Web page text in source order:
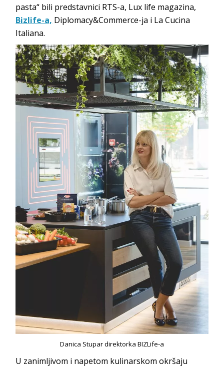
pasta“ bili predstavnici RTS-a, Lux life magazina,
Bizlife-a, Diplomacy&Commerce-ja i La Cucina
Italiana.
Danica Stupar direktorka BIZLife-a
U zanimljivom i napetom kulinarskom okršaju